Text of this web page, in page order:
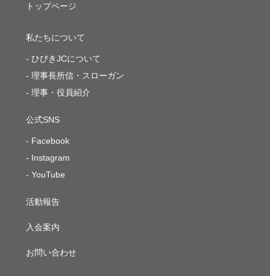
トップページ
私たちについて
ひびきJCについて
理事長所信・スローガン
理事・役員紹介
公式SNS
Facebook
Instagram
YouTube
活動報告
入会案内
お問い合わせ